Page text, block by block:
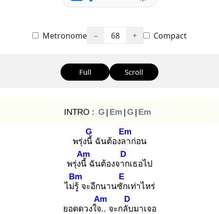
Metronome − 68 + Compact
Full Scroll
INTRO : G | Em | G | Em
พรุ่งนี้
G
ฉันต้องลา
Em
ก่อน
พรุ่งนี้
Am
ฉันต้องจาก
D
เธอไป
ไม่รู้
Bm
จะอีกนานซัก
E
เท่าไหร่
ยอดดวงใจ..
Am
จะกลับ
D
มาเจอ